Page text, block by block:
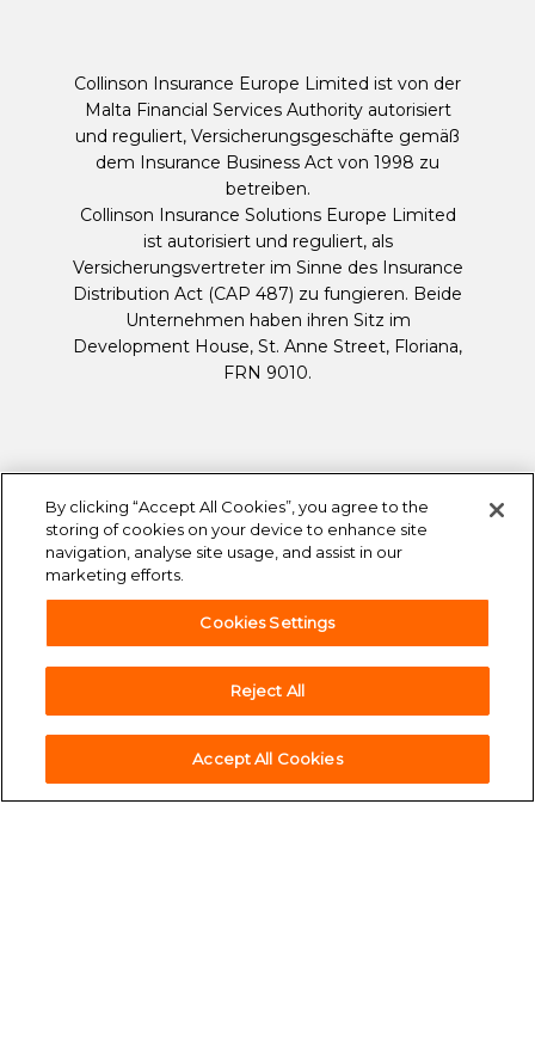
Collinson Insurance Europe Limited ist von der
Malta Financial Services Authority autorisiert
und reguliert, Versicherungsgeschäfte gemäß
dem Insurance Business Act von 1998 zu
betreiben.
Collinson Insurance Solutions Europe Limited
ist autorisiert und reguliert, als
Versicherungsvertreter im Sinne des Insurance
Distribution Act (CAP 487) zu fungieren. Beide
Unternehmen haben ihren Sitz im
Development House, St. Anne Street, Floriana,
FRN 9010.
accessibility
By clicking “Accept All Cookies”, you agree to the
storing of cookies on your device to enhance site
navigation, analyse site usage, and assist in our
marketing efforts.
Cookies Settings
Reject All
Accept All Cookies